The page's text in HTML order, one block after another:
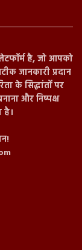
है, जो आपको
जानकारी प्रदान
के सिद्धांतों पर
और निष्पक्ष
है।